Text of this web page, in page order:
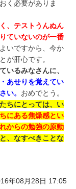
く必要がありま
、テストうんぬん
ていないのが一番
いですから、今か
が肝心です。
いるみなさんに、
あせりを覚えてい
い。 おめでとう。
ちにとっては、い
にある焦燥感とい
からの勉強の原動
、なすべきことな
年08月28日 17:05